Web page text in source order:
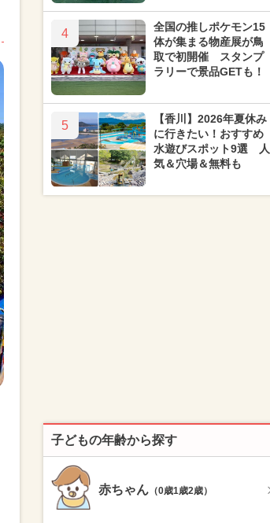
4
全国の推しポケモン15
体が集まる物産展が鳥
取で初開催 スタンプ
ラリーで景品GETも！
5
【香川】2026年夏休み
に行きたい！おすすめ
水遊びスポット9選 人
気＆穴場＆無料も
子どもの年齢から探す
赤ちゃん （0歳1歳2歳）